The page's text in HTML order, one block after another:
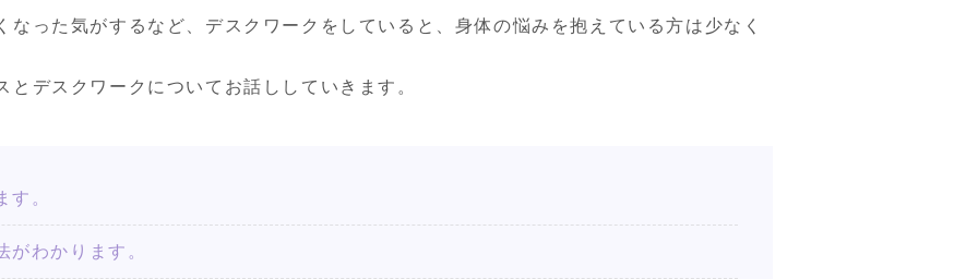
なった気がするなど、デスクワークをしていると、身体の悩みを抱えている方は少なく
とデスクワークについてお話ししていきます。
す。
がわかります。